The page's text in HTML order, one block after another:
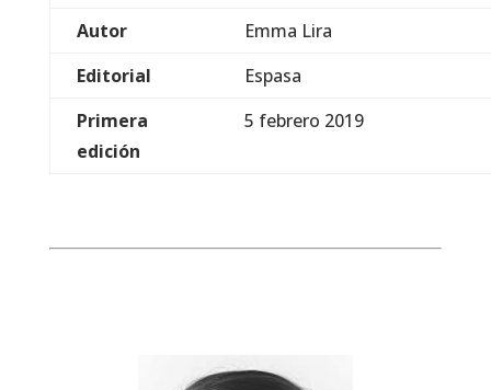
Autor
Emma Lira
Editorial
Espasa
Primera
edición
5 febrero 2019